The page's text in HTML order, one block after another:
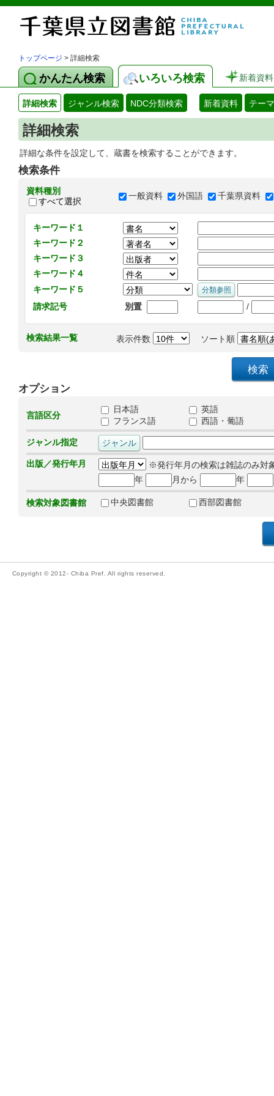
トップページ > 詳細検索
かんたん検索 いろいろ検索 新着資料
詳細検索 ジャンル検索 NDC分類検索 新着資料 テー
詳細検索
詳細な条件を設定して、蔵書を検索することができます。
検索条件
資料種別
すべて選択
一般資料 外国語 千葉県資料
キーワード１
キーワード２
キーワード３
キーワード４
キーワード５
請求記号
別置 /
検索結果一覧 表示件数 ソート順
オプション
言語区分
日本語
英語
フランス語
西語・葡語
ジャンル指定
出版／発行年月
※発行年月の検索は雑誌のみ対
年
月から 年
検索対象図書館 中央図書館 西部図書館
Copyright © 2012- Chiba Pref. All rights reserved.